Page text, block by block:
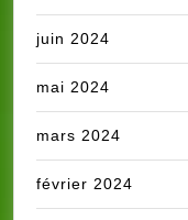
juin 2024
mai 2024
mars 2024
février 2024